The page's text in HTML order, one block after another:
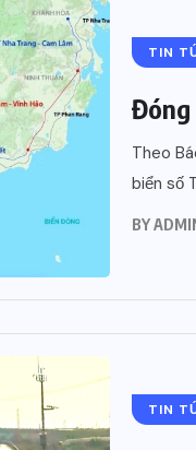
TIN
Đóng
Theo
biển số
BY
TIN